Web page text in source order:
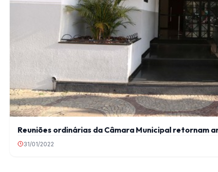
Reuniões ordinárias da Câmara Municipal retornam
31/01/2022